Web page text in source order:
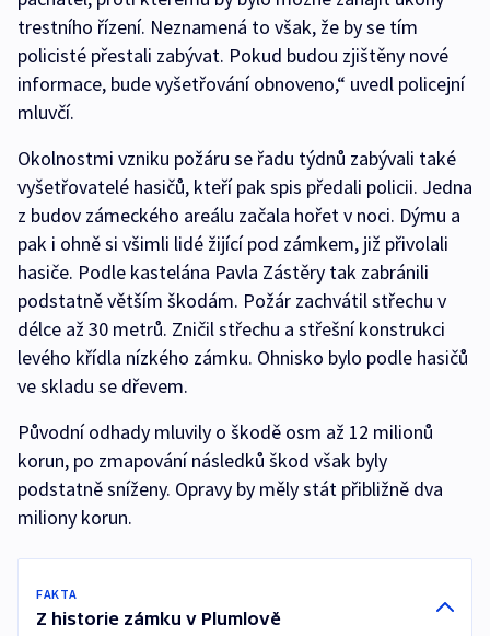
trestního řízení. Neznamená to však, že by se tím
policisté přestali zabývat. Pokud budou zjištěny nové
informace, bude vyšetřování obnoveno,“ uvedl policejní
mluvčí.
Okolnostmi vzniku požáru se řadu týdnů zabývali také
vyšetřovatelé hasičů, kteří pak spis předali policii. Jedna
z budov zámeckého areálu začala hořet v noci. Dýmu a
pak i ohně si všimli lidé žijící pod zámkem, již přivolali
hasiče. Podle kastelána Pavla Zástěry tak zabránili
podstatně větším škodám. Požár zachvátil střechu v
délce až 30 metrů. Zničil střechu a střešní konstrukci
levého křídla nízkého zámku. Ohnisko bylo podle hasičů
ve skladu se dřevem.
Původní odhady mluvily o škodě osm až 12 milionů
korun, po zmapování následků škod však byly
podstatně sníženy. Opravy by měly stát přibližně dva
miliony korun.
FAKTA
Z historie zámku v Plumlově